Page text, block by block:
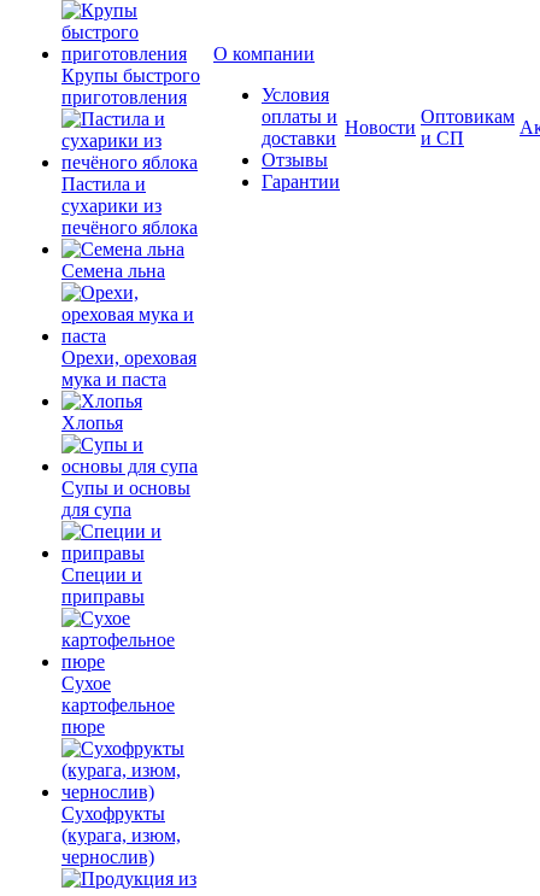
Крупы быстрого
приготовления
Пастила и
сухарики из
печёного яблока
Семена льна
Орехи, ореховая
мука и паста
Хлопья
Супы и основы
для супа
Специи и
приправы
Сухое
картофельное
пюре
Сухофрукты
(курага, изюм,
чернослив)
О компании
Условия
оплаты и
доставки
Отзывы
Гарантии
Новости
Оптовикам
и СП